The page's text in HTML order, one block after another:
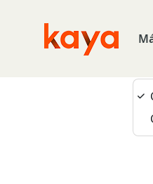
Go to home